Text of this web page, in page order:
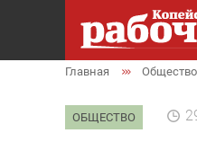
Главная Общество
ОБЩЕСТВО